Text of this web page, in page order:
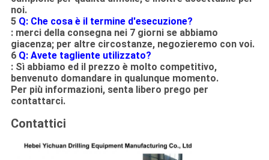
noi.
5 Q: Che cosa è il termine d'esecuzione?
: merci della consegna nei 7 giorni se abbiamo
giacenza; per altre circostanze, negozieremo con voi.
6 Q: Avete tagliente utilizzato?
: Sì abbiamo ed il prezzo è molto competitivo,
benvenuto domandare in qualunque momento.
Per più informazioni, senta libero prego per
contattarci.
Contattici